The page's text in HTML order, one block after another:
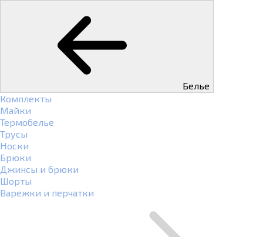
Белье
Комплекты
Майки
Термобелье
Трусы
Носки
Брюки
Джинсы и брюки
Шорты
Варежки и перчатки